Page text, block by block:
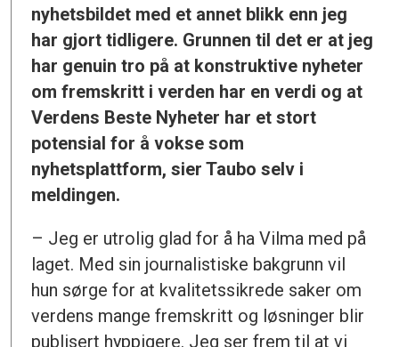
nyhetsbildet med et annet blikk enn jeg
har gjort tidligere. Grunnen til det er at jeg
har genuin tro på at konstruktive nyheter
om fremskritt i verden har en verdi og at
Verdens Beste Nyheter har et stort
potensial for å vokse som
nyhetsplattform, sier Taubo selv i
meldingen.
– Jeg er utrolig glad for å ha Vilma med på
laget. Med sin journalistiske bakgrunn vil
hun sørge for at kvalitetssikrede saker om
verdens mange fremskritt og løsninger blir
publisert hyppigere. Jeg ser frem til at vi